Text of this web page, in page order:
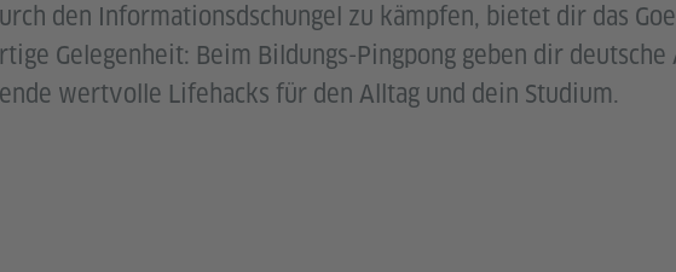
den Informationsdschungel zu kämpfen, bietet dir das
Gelegenheit: Beim Bildungs-Pingpong geben dir
wertvolle Lifehacks für den Alltag und dein Studium.